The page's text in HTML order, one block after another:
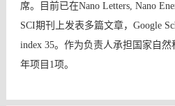
席。目前已在Nano Letters, Nano
SCI期刊上发表多篇文章，Google
index 35。作为负责人承担国家自
年项目1项。